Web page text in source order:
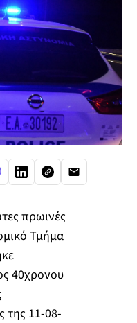
πρωινές
Τμήμα
40χρονου
της 11-08-